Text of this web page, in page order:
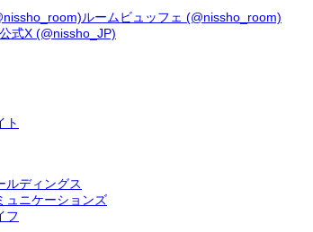
ルームビュッフェ (@nissho_room)
公式X (@nissho_JP)
ト
ルディングス
ュニケーションズ
フ